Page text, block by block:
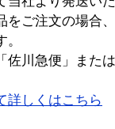
をご注文の場合
佐川急便」また
詳しくはこちら